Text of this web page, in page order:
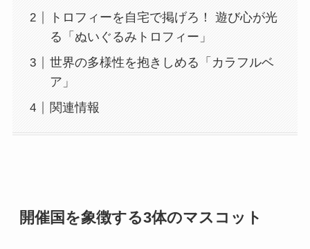
トロフィーを自宅で掲げろ！ 遊び心が光
る「ぬいぐるみトロフィー」
世界の多様性を抱きしめる「カラフルベ
ア」
関連情報
開催国を象徴する3体のマスコット